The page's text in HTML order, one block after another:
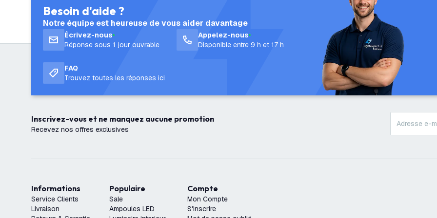
Besoin d'aide ?
Notre équipe est heureuse de vous aider davantage
Écrivez-nous
Réponse sous 1 jour ouvrable
Appelez-nous
Disponible entre 9 h et 17 h
FAQ
Trouvez toutes les réponses ici
Inscrivez-vous et ne manquez aucune promotion
Recevez nos offres exclusives
Informations
Service Clients
Livraison
Populaire
Sale
Ampoules LED
Compte
Mon Compte
S'inscrire